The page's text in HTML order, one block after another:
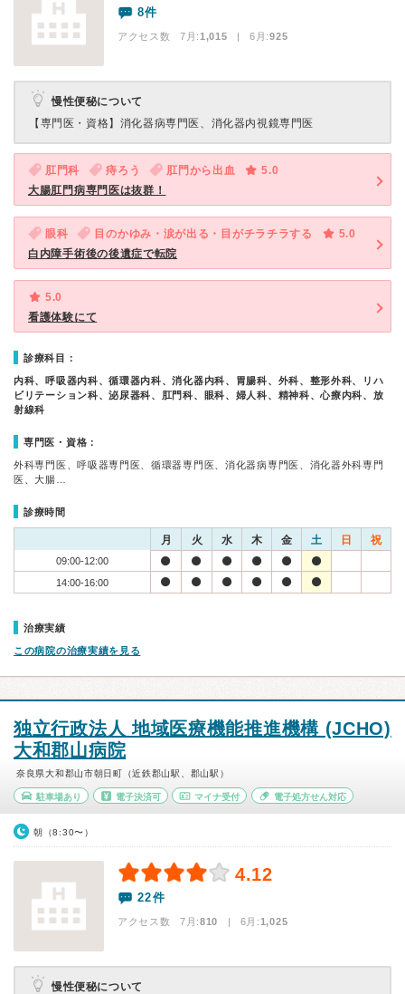
8件
アクセス数 7月:1,015 | 6月:925
慢性便秘について
【専門医・資格】 消化器病専門医、消化器内視鏡専門医
肛門科 痔ろう 肛門から出血
5.0
大腸肛門病専門医は抜群！
眼科 目のかゆみ・涙が出る・目がチラチラする
5.0
白内障手術後の後遺症で転院
5.0
看護体験にて
診療科目：
内科、呼吸器内科、循環器内科、消化器内科、胃腸科、外科、整形外科、リハ
ビリテーション科、泌尿器科、肛門科、眼科、婦人科、精神科、心療内科、放
射線科
専門医・資格：
外科専門医、呼吸器専門医、循環器専門医、消化器病専門医、消化器外科専門
医、大腸…
診療時間
月 火 水 木 金 土 日 祝
09:00-12:00
14:00-16:00
治療実績
この病院の治療実績を見る
独立行政法人 地域医療機能推進機構 (JCHO)
大和郡山病院
奈良県大和郡山市朝日町（近鉄郡山駅、郡山駅）
駐車場あり 電子決済可 マイナ受付 電子処方せん対応
朝（8:30〜）
4.12
22件
アクセス数 7月:810 | 6月:1,025
慢性便秘について